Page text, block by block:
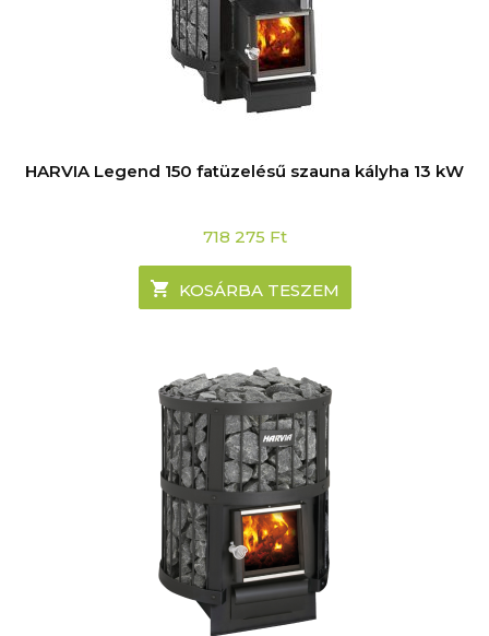
HARVIA Legend 150 fatüzelésű szauna kályha 13 kW
718 275 Ft
KOSÁRBA TESZEM